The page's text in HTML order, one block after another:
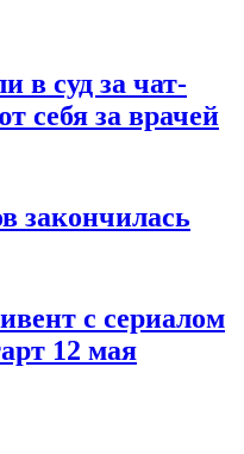
в суд за чат-
себя за врачей
закончилась
с сериалом
12 мая